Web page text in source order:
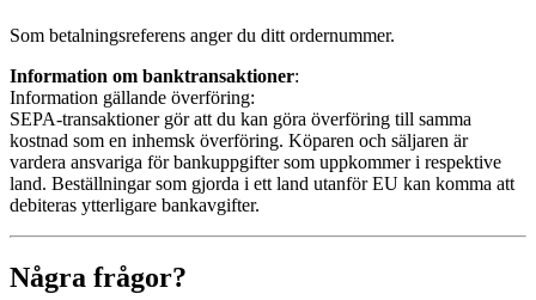
Som betalningsreferens anger du ditt ordernummer.
Information om banktransaktioner:
Information gällande överföring:
SEPA-transaktioner gör att du kan göra överföring till samma
kostnad som en inhemsk överföring. Köparen och säljaren är
vardera ansvariga för bankuppgifter som uppkommer i respektive
land. Beställningar som gjorda i ett land utanför EU kan komma att
debiteras ytterligare bankavgifter.
Några frågor?